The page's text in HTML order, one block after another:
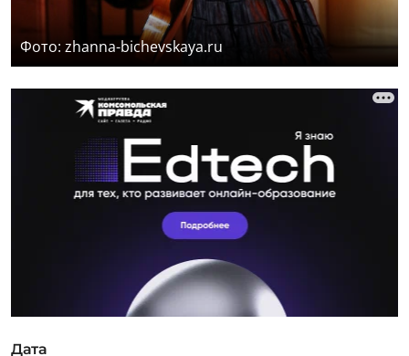
Фото: zhanna-bichevskaya.ru
Дата